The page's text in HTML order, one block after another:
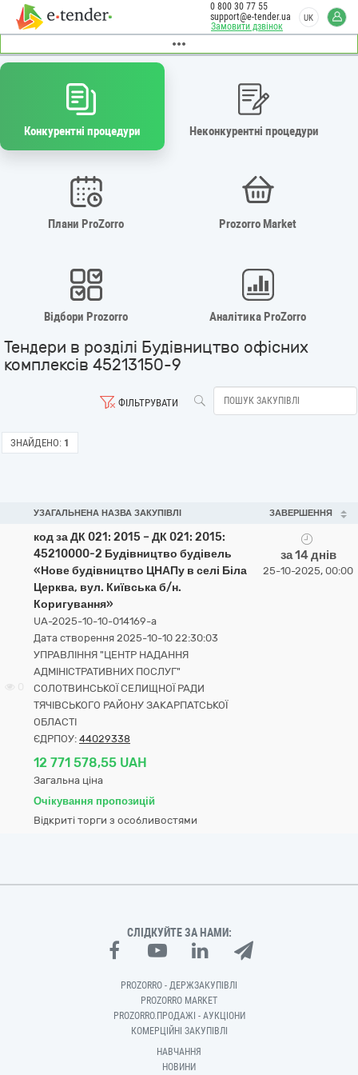
Замовити дзвінок
0 800 30 77 55
support@e-tender.ua
UK
Конкурентні процедури Неконкурентні процедури
Плани ProZorro Prozorro Market
Відбори Prozorro Аналітика ProZorro
Тендери в розділі Будівництво офісних
комплексів 45213150-9
ФІЛЬТРУВАТИ
ЗНАЙДЕНО: 1
УЗАГАЛЬНЕНА НАЗВА ЗАКУПІВЛІ ЗАВЕРШЕННЯ
код за ДК 021: 2015 – ДК 021: 2015:
45210000-2 Будівництво будівель
«Нове будівництво ЦНАПу в селі Біла
Церква, вул. Київська б/н.
Коригування»
UA-2025-10-10-014169-a
Дата створення 2025-10-10 22:30:03
УПРАВЛІННЯ "ЦЕНТР НАДАННЯ
АДМІНІСТРАТИВНИХ ПОСЛУГ"
СОЛОТВИНСЬКОЇ СЕЛИЩНОЇ РАДИ
ТЯЧІВСЬКОГО РАЙОНУ ЗАКАРПАТСЬКОЇ
ОБЛАСТІ
ЄДРПОУ: 44029338
12 771 578,55 UAH
Загальна ціна
Очікування пропозицій
Відкриті торги з особливостями
за 14 днів
25-10-2025, 00:00
СЛІДКУЙТЕ ЗА НАМИ:
PROZORRO - ДЕРЖЗАКУПІВЛІ
PROZORRO MARKET
PROZORRO.ПРОДАЖІ - АУКЦІОНИ
КОМЕРЦІЙНІ ЗАКУПІВЛІ
НАВЧАННЯ
НОВИНИ